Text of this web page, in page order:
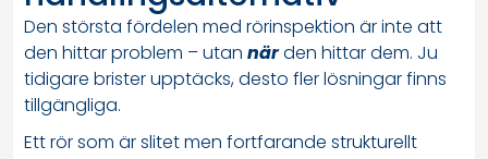
Den största fördelen med rörinspektion är inte att
den hittar problem – utan närden hittar dem. Ju
tidigare brister upptäcks, desto fler lösningar finns
tillgängliga.
Ett rör som är slitet men fortfarande strukturellt